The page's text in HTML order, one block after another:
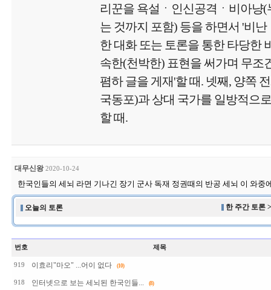
리꾼을 욕설ㆍ인신공격ㆍ비아냥
는 것까지 포함) 등을 하면서 '비
한 대화 또는 토론을 통한 타당한
속한(천박한) 표현을 써가며 무조
폄하 글을 게재'할 때. 넷째, 양쪽
국동포)과 상대 국가를 일방적으
할 때.
대무신왕 2020-10-24
한국인들의 세뇌 라면 기나긴 장기 군사 독재 정권때의 반공 세뇌 이 와중
오늘의 토론 한 주간 토론
번호 제목
919 이효리"마오" ...어이 없다 (10)
918 인터넷으로 보는 세뇌된 한국인들... (8)